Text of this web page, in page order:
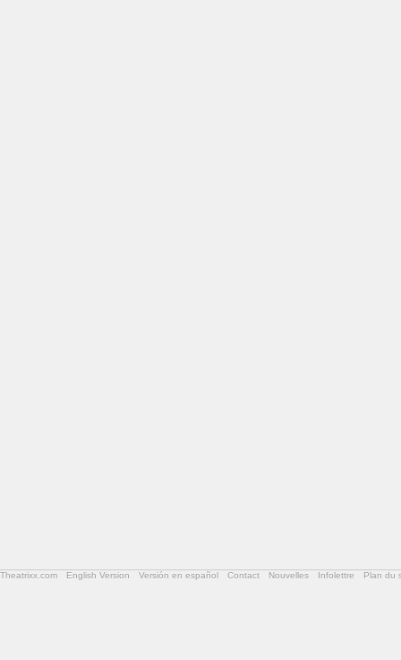
Theatrixx.com English Version Versión en español Contact Nouvelles Infolettre Plan du